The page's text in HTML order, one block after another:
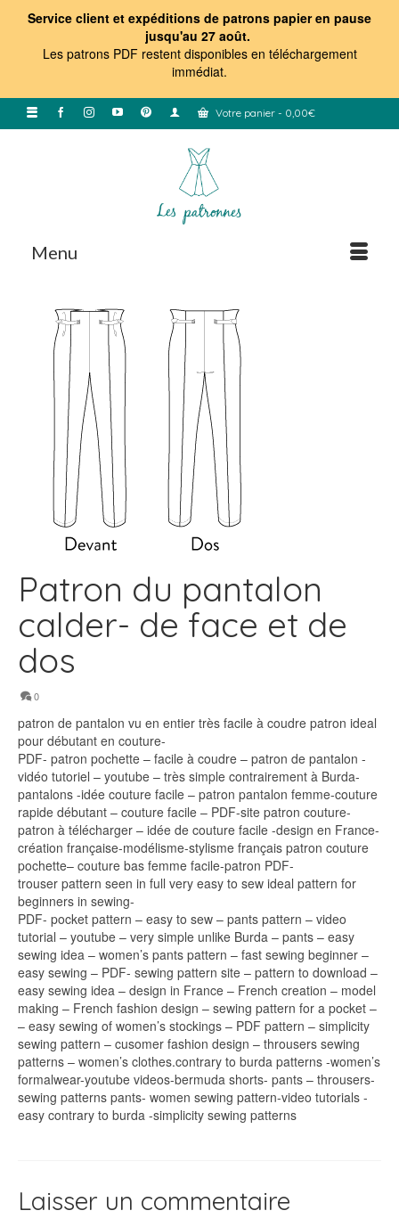
Service client et expéditions de patrons papier en pause
jusqu'au 27 août.
Les patrons PDF restent disponibles en téléchargement
immédiat.
Votre panier - 0,00€
Menu
Patron du pantalon
calder- de face et de
dos
0
patron de pantalon vu en entier très facile à coudre patron ideal
pour débutant en couture-
PDF- patron pochette – facile à coudre – patron de pantalon -
vidéo tutoriel – youtube – très simple contrairement à Burda-
pantalons -idée couture facile – patron pantalon femme-couture
rapide débutant – couture facile – PDF-site patron couture-
patron à télécharger – idée de couture facile -design en France-
création française-modélisme-stylisme français patron couture
pochette– couture bas femme facile-patron PDF-
trouser pattern seen in full very easy to sew ideal pattern for
beginners in sewing-
PDF- pocket pattern – easy to sew – pants pattern – video
tutorial – youtube – very simple unlike Burda – pants – easy
sewing idea – women’s pants pattern – fast sewing beginner –
easy sewing – PDF- sewing pattern site – pattern to download –
easy sewing idea – design in France – French creation – model
making – French fashion design – sewing pattern for a pocket –
– easy sewing of women’s stockings – PDF pattern – simplicity
sewing pattern – cusomer fashion design – throusers sewing
patterns – women’s clothes.contrary to burda patterns -women’s
formalwear-youtube videos-bermuda shorts- pants – throusers-
sewing patterns pants- women sewing pattern-video tutorials -
easy contrary to burda -simplicity sewing patterns
Laisser un commentaire